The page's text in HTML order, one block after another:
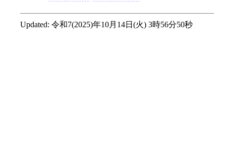
Updated: 令和7(2025)年10月14日(火) 3時56分50秒